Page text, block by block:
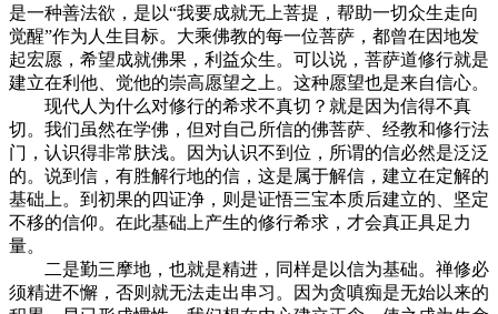
是一种善法欲，是以“我要成就无上菩提，帮助一切众生走向
觉醒”作为人生目标。大乘佛教的每一位菩萨，都曾在因地发
起宏愿，希望成就佛果，利益众生。可以说，菩萨道修行就是
建立在利他、觉他的崇高愿望之上。这种愿望也是来自信心。
现代人为什么对修行的希求不真切？就是因为信得不真
切。我们虽然在学佛，但对自己所信的佛菩萨、经教和修行法
门，认识得非常肤浅。因为认识不到位，所谓的信必然是泛泛
的。说到信，有胜解行地的信，这是属于解信，建立在定解的
基础上。到初果的四证净，则是证悟三宝本质后建立的、坚定
不移的信仰。在此基础上产生的修行希求，才会真正具足力
量。
二是勤三摩地，也就是精进，同样是以信为基础。禅修必
须精进不懈，否则就无法走出串习。因为贪嗔痴是无始以来的